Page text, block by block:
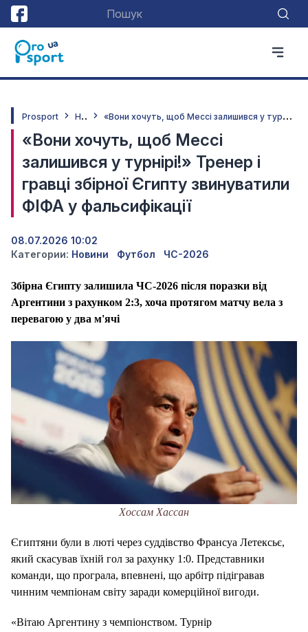
Prosport Н
овини «
Вони хочуть, щоб Мессі залишився у турнірі!» Тренер і гравці збірної Єгипту звинуватили ФІФА у фальсифікації
«Вони хочуть, щоб Мессі
залишився у турнірі!» Тренер і
гравці збірної Єгипту звинуватили
ФІФА у фальсифікації
08.07.2026 10:02
Категории: Новини Футбол ЧС-2026
Збірна Єгипту залишила ЧС-2026 після поразки від
Аргентини з рахунком 2:3, хоча протягом матчу вела з
перевагою у два м'ячі
Хоссам Хассан
Єгиптяни були в люті через суддівство Франсуа Летексьє,
який скасував їхній гол за рахунку 1:0. Представники
команди, що програла, впевнені, що арбітр підігравав
чинним чемпіонам світу заради комерційної вигоди.
«Вітаю Аргентину з чемпіонством. Турнір